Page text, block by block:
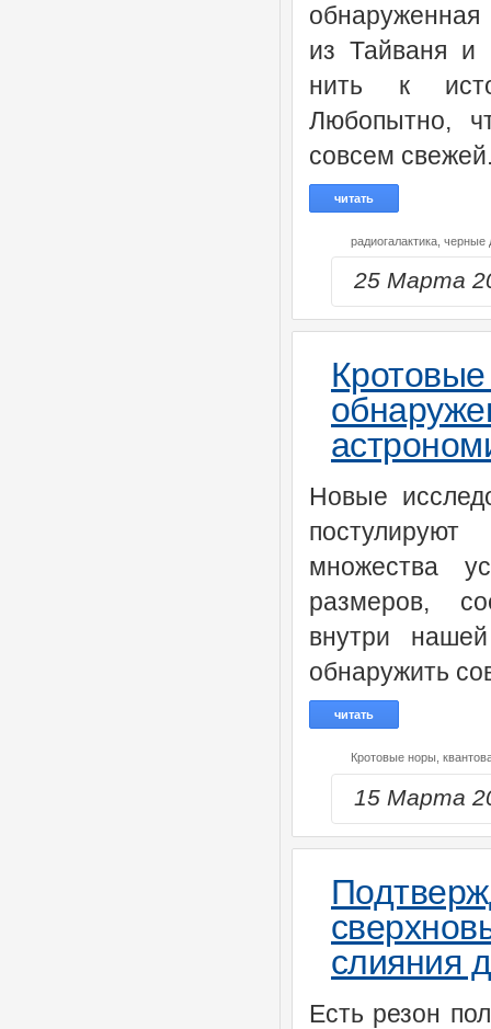
из Тайваня и
нить к
Любопытно,
совсем
читать
радиогалактика,
25 Марта
Новые
множества
размеров,
внутри
обнаружить
читать
Кротовые норы,
15 Марта
слияния
Есть резон